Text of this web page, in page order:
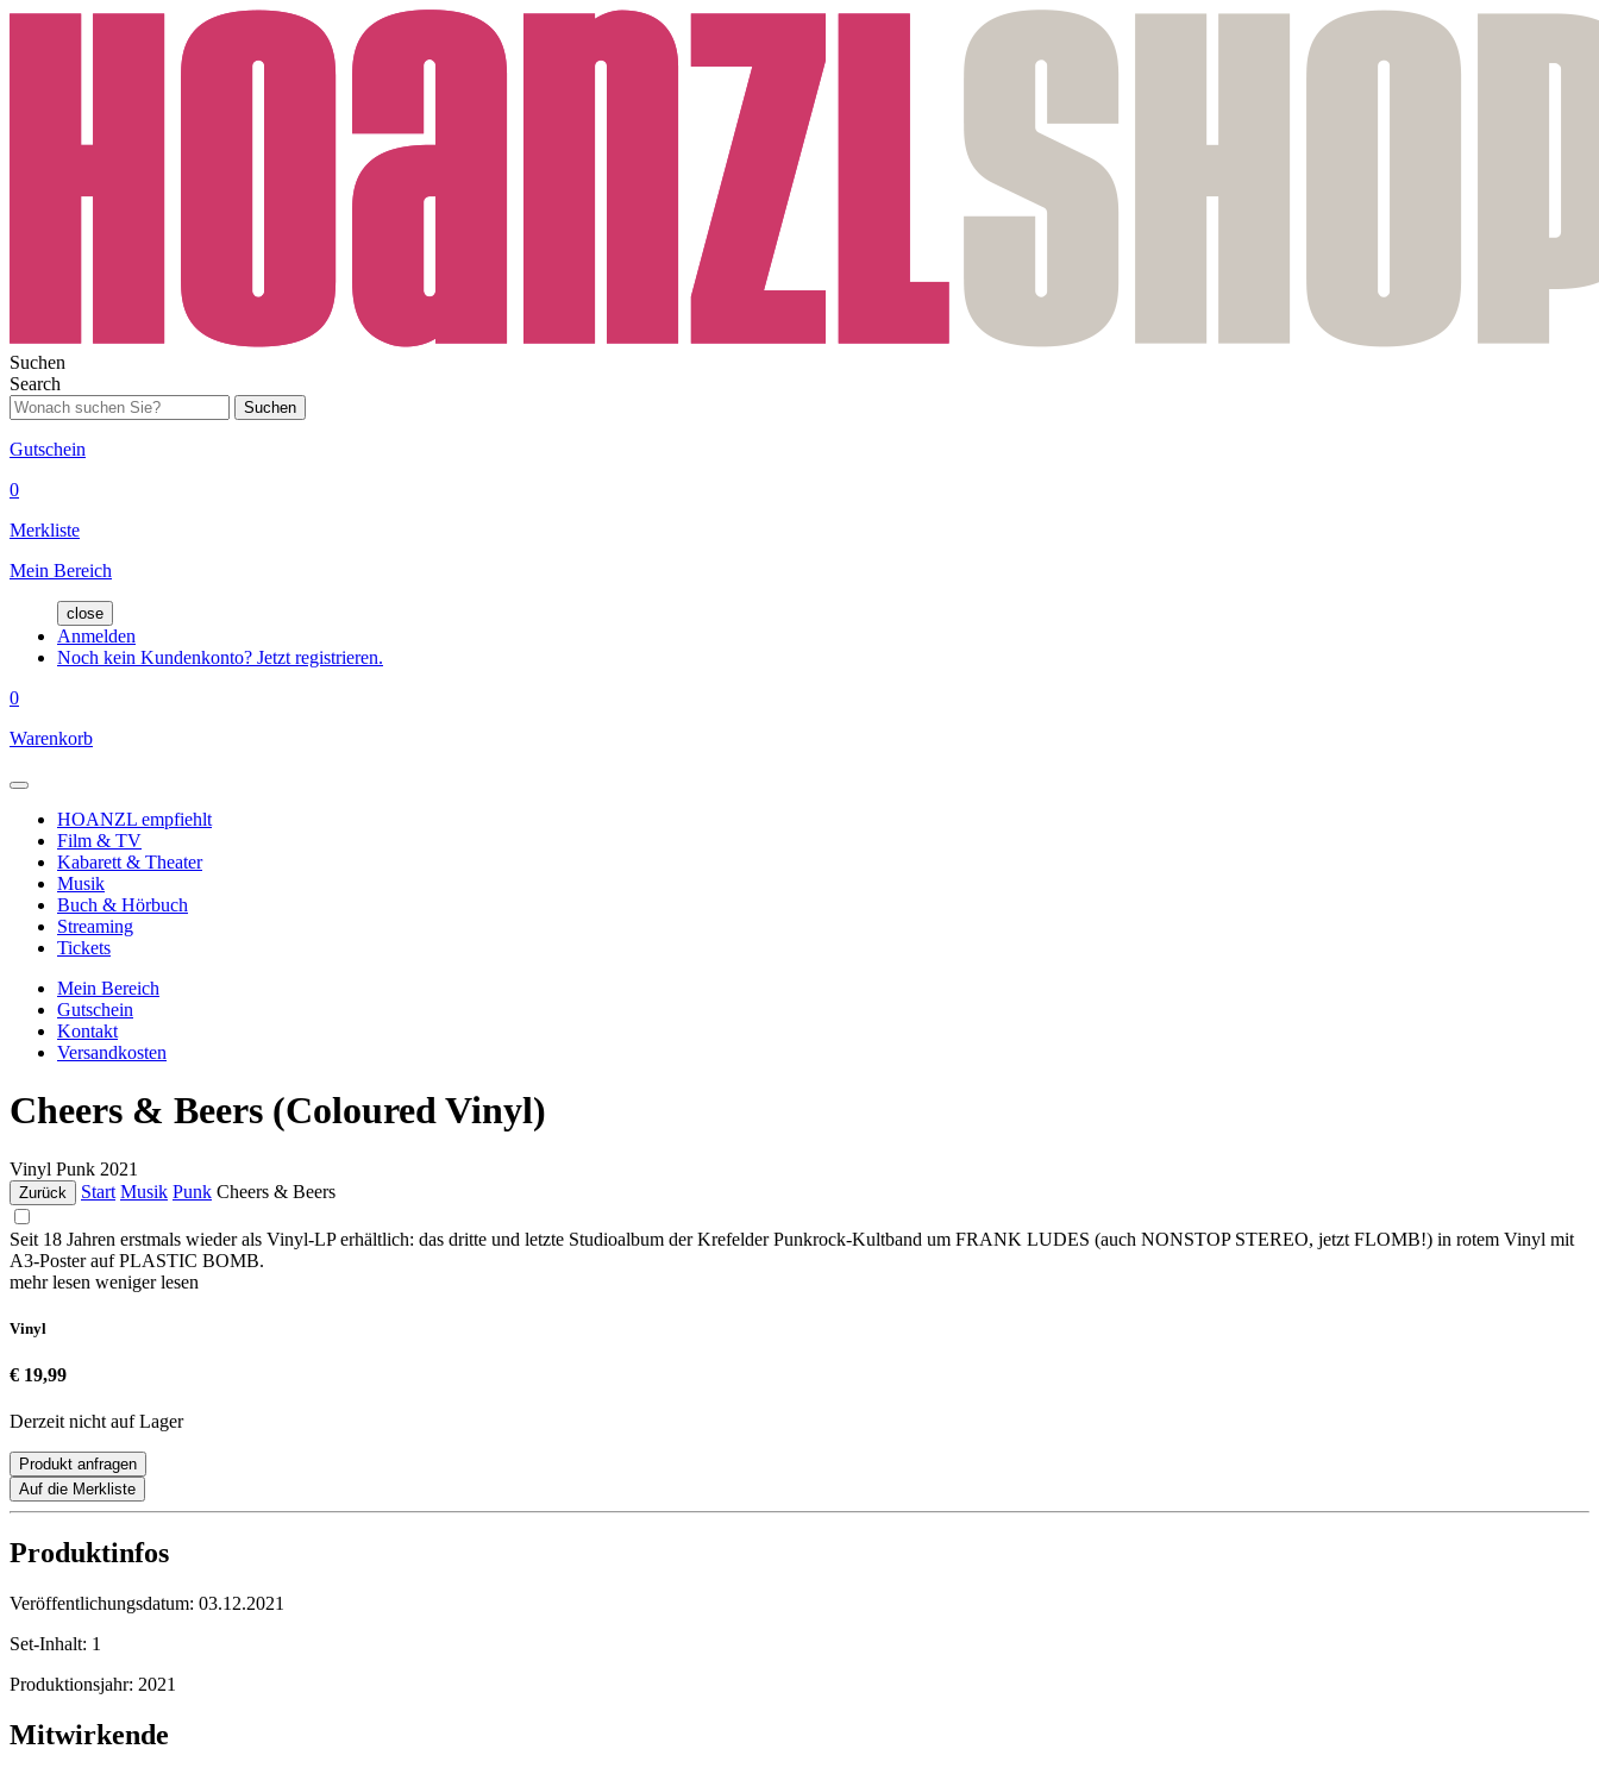
Suchen
Search
Suchen
Gutschein
0
Merkliste
Mein Bereich
close
Anmelden
Noch kein Kundenkonto? Jetzt registrieren.
0
Warenkorb
HOANZL empfiehlt
Film & TV
Kabarett & Theater
Musik
Buch & Hörbuch
Streaming
Tickets
Mein Bereich
Gutschein
Kontakt
Versandkosten
Cheers & Beers (Coloured Vinyl)
Vinyl Punk 2021
Zurück Start Musik Punk Cheers & Beers
Seit 18 Jahren erstmals wieder als Vinyl-LP erhältlich: das dritte und letzte Studioalbum der Krefelder Punkrock-Kultband um FRANK LUDES (auch NONSTOP STEREO, jetzt FLOMB!) in rotem Vinyl mit
A3-Poster auf PLASTIC BOMB.
mehr lesen weniger lesen
Vinyl
€ 19,99
Derzeit nicht auf Lager
Produkt anfragen
Auf die Merkliste
Produktinfos
Veröffentlichungsdatum: 03.12.2021
Set-Inhalt: 1
Produktionsjahr: 2021
Mitwirkende